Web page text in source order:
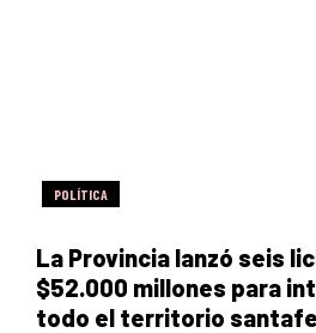
POLÍTICA
La Provincia lanzó seis
$52.000 millones para
todo el territorio